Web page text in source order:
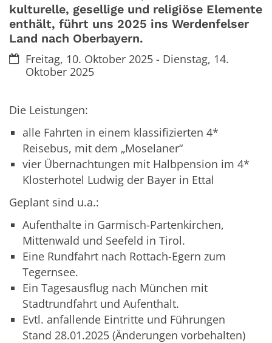
kulturelle, gesellige und religiöse Elemente
enthält, führt uns 2025 ins Werdenfelser
Land nach Oberbayern.
Datum:
Freitag, 10. Oktober 2025 - Dienstag, 14.
Oktober 2025
Die Leistungen:
alle Fahrten in einem klassifizierten 4*
Reisebus, mit dem „Moselaner“
vier Übernachtungen mit Halbpension im 4*
Klosterhotel Ludwig der Bayer in Ettal
Geplant sind u.a.:
Aufenthalte in Garmisch-Partenkirchen,
Mittenwald und Seefeld in Tirol.
Eine Rundfahrt nach Rottach-Egern zum
Tegernsee.
Ein Tagesausflug nach München mit
Stadtrundfahrt und Aufenthalt.
Evtl. anfallende Eintritte und Führungen
Stand 28.01.2025 (Änderungen vorbehalten)